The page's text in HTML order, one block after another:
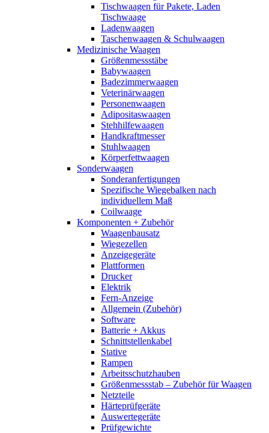
Tischwaagen für Pakete, Laden
Tischwaage
Ladenwaagen
Taschenwaagen & Schulwaagen
Medizinische Waagen
Größenmessstäbe
Babywaagen
Badezimmerwaagen
Veterinärwaagen
Personenwaagen
Adipositaswaagen
Stehhilfewaagen
Handkraftmesser
Stuhlwaagen
Körperfettwaagen
Sonderwaagen
Sonderanfertigungen
Spezifische Wiegebalken nach
individuellem Maß
Coilwaage
Komponenten + Zubehör
Waagenbausatz
Wiegezellen
Anzeigegeräte
Plattformen
Drucker
Elektrik
Fern-Anzeige
Allgemein (Zubehör)
Software
Batterie + Akkus
Schnittstellenkabel
Stative
Rampen
Arbeitsschutzhauben
Größenmessstab – Zubehör für Waagen
Netzteile
Härteprüfgeräte
Auswertegeräte
Prüfgewichte